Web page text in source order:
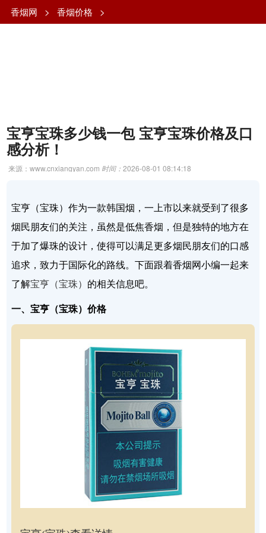
香烟网 > 香烟价格 >
宝亨宝珠多少钱一包 宝亨宝珠价格及口
感分析！
来源：www.cnxiangyan.com 时间：2026-08-01 08:14:18
宝亨（宝珠）作为一款韩国烟，一上市以来就受到了很多
烟民朋友们的关注，虽然是低焦香烟，但是独特的地方在
于加了爆珠的设计，使得可以满足更多烟民朋友们的口感
追求，致力于国际化的路线。下面跟着香烟网小编一起来
了解宝亨（宝珠） 的相关信息吧。
一、宝亨（宝珠）价格